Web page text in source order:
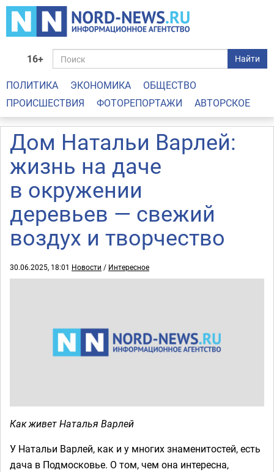
16+ Найти
ПОЛИТИКА ЭКОНОМИКА
ОБЩЕСТВО
ПРОИСШЕСТВИЯ
ФОТОРЕПОРТАЖИ АВТОРСКОЕ
Дом Натальи Варлей:
жизнь на даче
в окружении
деревьев — свежий
воздух и творчество
30.06.2025, 18:01 Новости / Интересное
Как живет Наталья Варлей
У Натальи Варлей, как и у многих знаменитостей, есть
дача в Подмосковье. О том, чем она интересна,